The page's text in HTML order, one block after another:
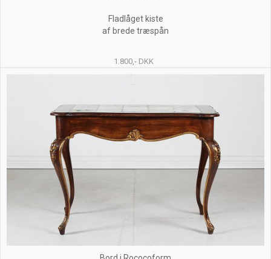
Fladlåget kiste
af brede træspån
1.800,- DKK